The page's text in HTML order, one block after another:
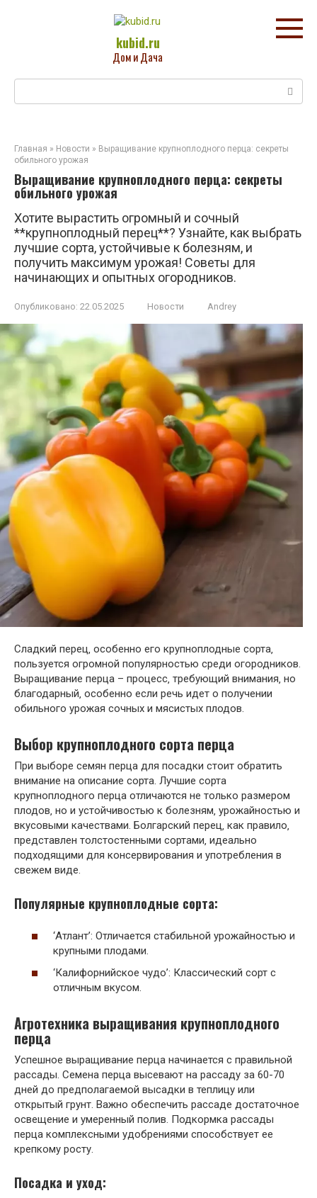
kubid.ru
Дом и Дача
Главная » Новости » Выращивание крупноплодного перца: секреты
обильного урожая
Выращивание крупноплодного перца: секреты
обильного урожая
Хотите вырастить огромный и сочный
**крупноплодный перец**? Узнайте, как выбрать
лучшие сорта, устойчивые к болезням, и
получить максимум урожая! Советы для
начинающих и опытных огородников.
Опубликовано: 22.05.2025 Новости Andrey
Сладкий перец‚ особенно его крупноплодные сорта‚
пользуется огромной популярностью среди огородников.
Выращивание перца – процесс‚ требующий внимания‚ но
благодарный‚ особенно если речь идет о получении
обильного урожая сочных и мясистых плодов.
Выбор крупноплодного сорта перца
При выборе семян перца для посадки стоит обратить
внимание на описание сорта. Лучшие сорта
крупноплодного перца отличаются не только размером
плодов‚ но и устойчивостью к болезням‚ урожайностью и
вкусовыми качествами. Болгарский перец‚ как правило‚
представлен толстостенными сортами‚ идеально
подходящими для консервирования и употребления в
свежем виде.
Популярные крупноплодные сорта:
‘Атлант’: Отличается стабильной урожайностью и
крупными плодами.
‘Калифорнийское чудо’: Классический сорт с
отличным вкусом.
Агротехника выращивания крупноплодного
перца
Успешное выращивание перца начинается с правильной
рассады. Семена перца высевают на рассаду за 60-70
дней до предполагаемой высадки в теплицу или
открытый грунт. Важно обеспечить рассаде достаточное
освещение и умеренный полив. Подкормка рассады
перца комплексными удобрениями способствует ее
крепкому росту.
Посадка и уход: